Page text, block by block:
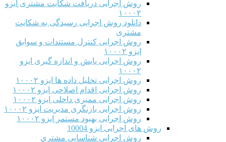
روش اجرایی دریافت شکایت مشتری ایزو
۱۰۰۰۲
دانلود روش اجرایی رسیدگی به شکایت
مشتری
روش اجرایی کنترل مستندات و سوابق
ایزو ۱۰۰۰۲
روش اجرایی پایش و اندازه گیری ایزو
۱۰۰۰۲
روش اجرایی تحلیل داده ها ایزو ۱۰۰۰۲
روش اجرایی اقدام اصلاحی ایزو ۱۰۰۰۲
روش اجرایی ممیزی داخلی ایزو ۱۰۰۰۲
روش اجرایی بازنگری مدیریت ایزو ۱۰۰۰۲
روش اجرایی بهبود مستمر ایزو ۱۰۰۰۲
روش های اجرایی ایزو 10004
روش اجرایی شناسایی مشتري